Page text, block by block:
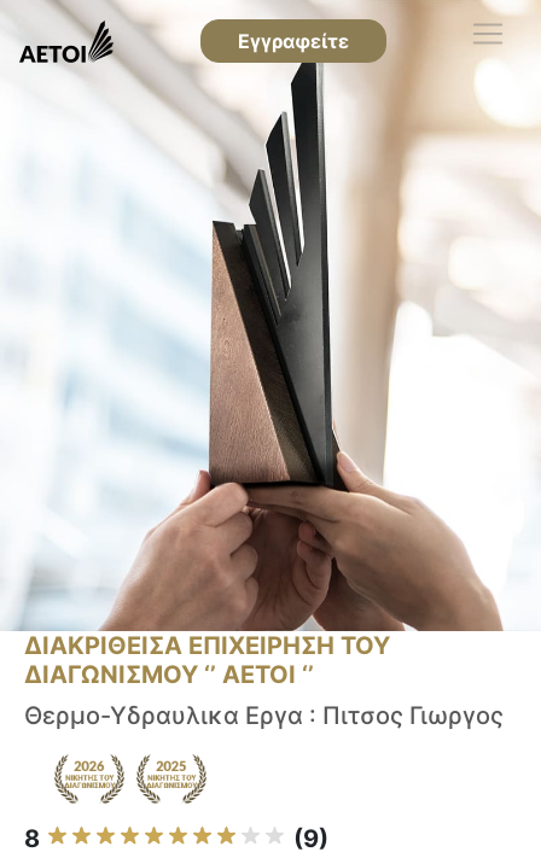
Εγγραφείτε
ΔΙΑΚΡΙΘΕΙΣΑ ΕΠΙΧΕΙΡΗΣΗ ΤΟΥ
ΔΙΑΓΩΝΙΣΜΟΥ ‘’ ΑΕΤΟΙ ‘’
Θερμο-Υδραυλικα Εργα : Πιτσος Γιωργος
8 (9)